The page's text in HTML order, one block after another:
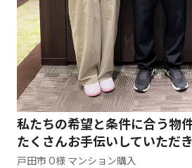
私たちの希望と条件に合う物
たくさんお手伝いしていただ
戸田市 O様 マンション購入